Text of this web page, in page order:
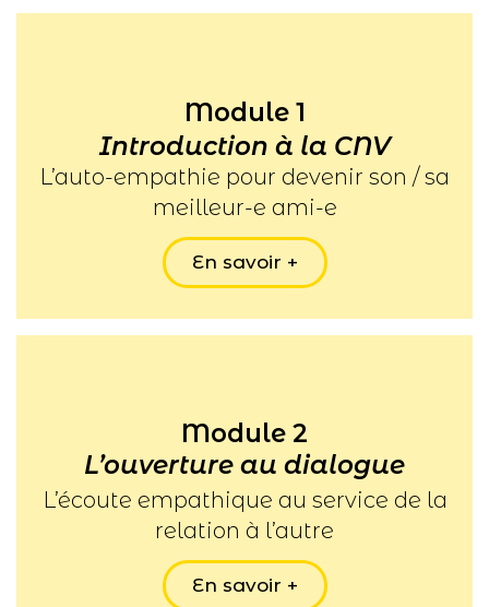
Module 1
Introduction à la CNV
L’auto-empathie pour devenir son / sa
meilleur-e ami-e
En savoir +
Module 2
L’ouverture au dialogue
L’écoute empathique au service de la
relation à l’autre
En savoir +